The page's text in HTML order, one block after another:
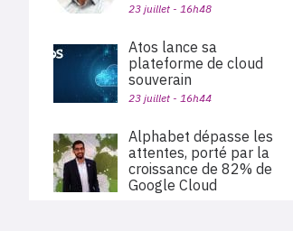
23 juillet - 16h48
Atos lance sa
plateforme de cloud
souverain
23 juillet - 16h44
Alphabet dépasse les
attentes, porté par la
croissance de 82% de
Google Cloud